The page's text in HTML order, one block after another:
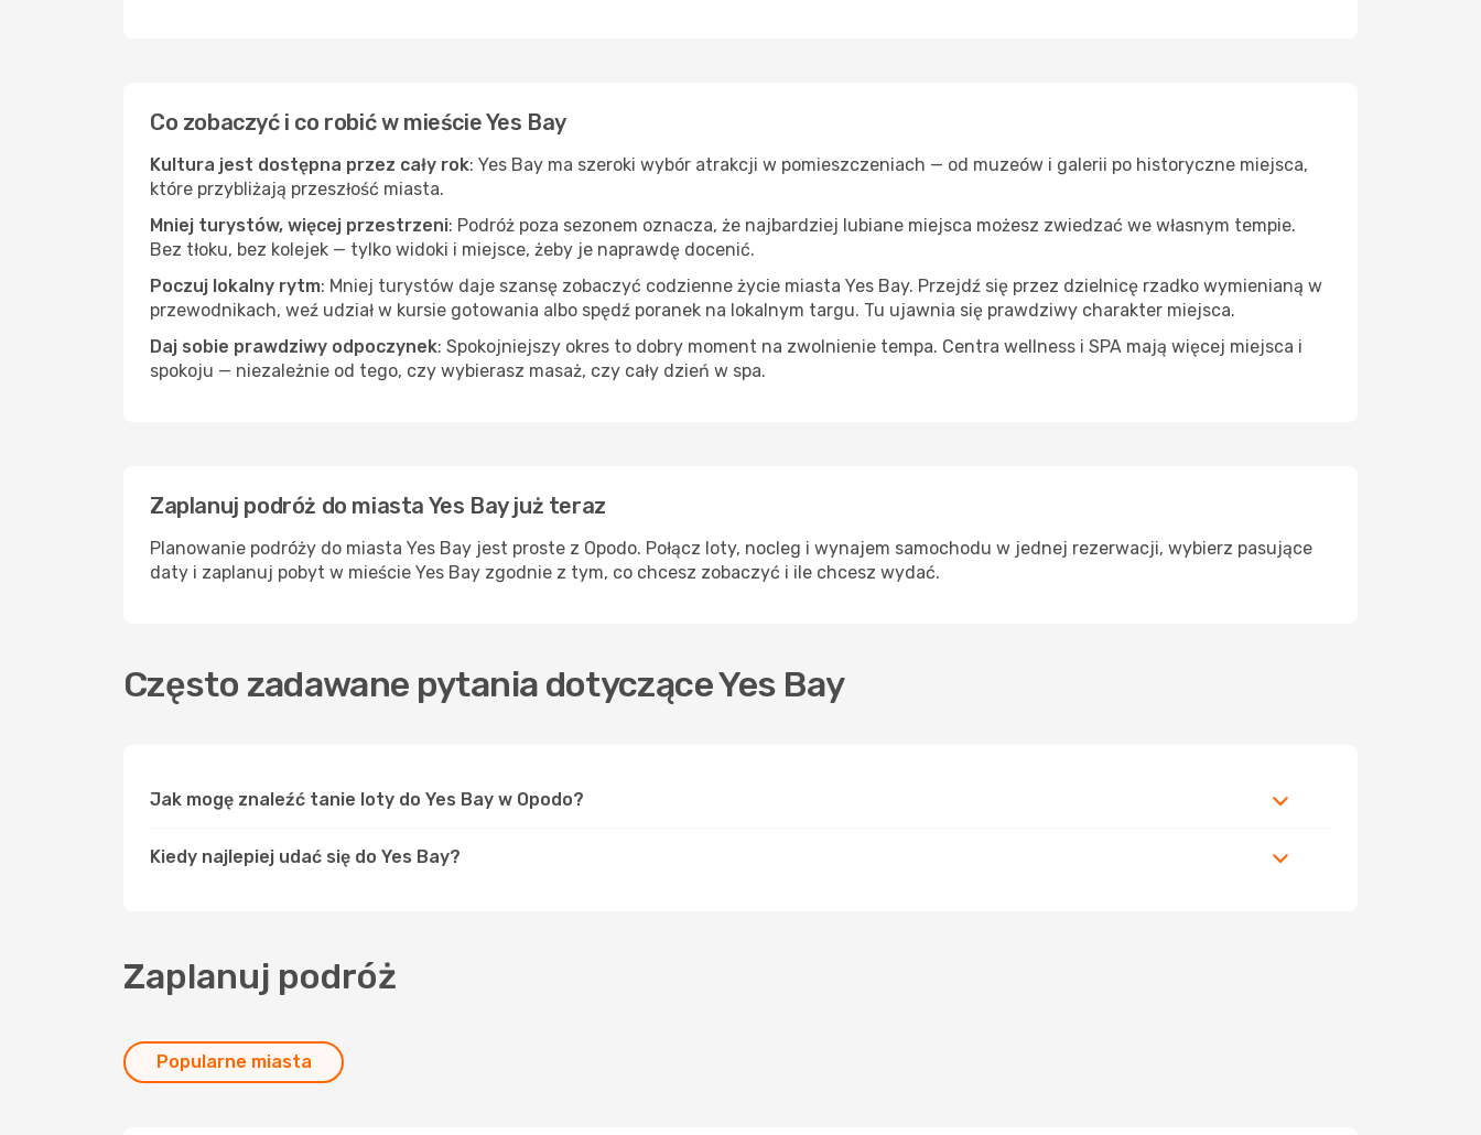
Co zobaczyć i co robić w mieście Yes Bay
Kultura jest dostępna przez cały rok: Yes Bay ma szeroki wybór atrakcji w pomieszczeniach — od muzeów i galerii po historyczne miejsca,
które przybliżają przeszłość miasta.
Mniej turystów, więcej przestrzeni: Podróż poza sezonem oznacza, że najbardziej lubiane miejsca możesz zwiedzać we własnym tempie.
Bez tłoku, bez kolejek — tylko widoki i miejsce, żeby je naprawdę docenić.
Poczuj lokalny rytm: Mniej turystów daje szansę zobaczyć codzienne życie miasta Yes Bay. Przejdź się przez dzielnicę rzadko wymienianą w
przewodnikach, weź udział w kursie gotowania albo spędź poranek na lokalnym targu. Tu ujawnia się prawdziwy charakter miejsca.
Daj sobie prawdziwy odpoczynek: Spokojniejszy okres to dobry moment na zwolnienie tempa. Centra wellness i SPA mają więcej miejsca i
spokoju — niezależnie od tego, czy wybierasz masaż, czy cały dzień w spa.
Zaplanuj podróż do miasta Yes Bay już teraz
Planowanie podróży do miasta Yes Bay jest proste z Opodo. Połącz loty, nocleg i wynajem samochodu w jednej rezerwacji, wybierz pasujące
daty i zaplanuj pobyt w mieście Yes Bay zgodnie z tym, co chcesz zobaczyć i ile chcesz wydać.
Często zadawane pytania dotyczące Yes Bay
Jak mogę znaleźć tanie loty do Yes Bay w Opodo?
Kiedy najlepiej udać się do Yes Bay?
Zaplanuj podróż
Popularne miasta